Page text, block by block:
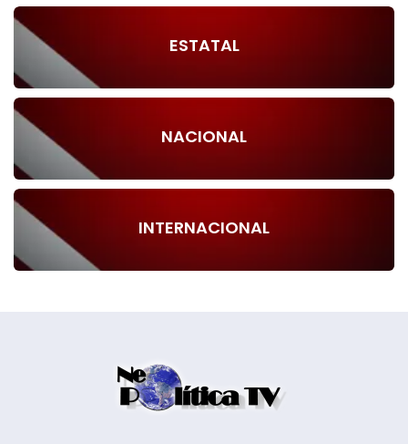
ESTATAL
NACIONAL
INTERNACIONAL